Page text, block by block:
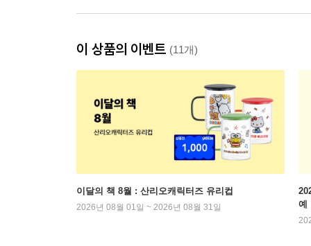
이 상품의 이벤트 (11개)
이달의 책 8월 : 산리오캐릭터즈 유리컵
2026년 08월 01일 ~ 2026년 08월 31일
예